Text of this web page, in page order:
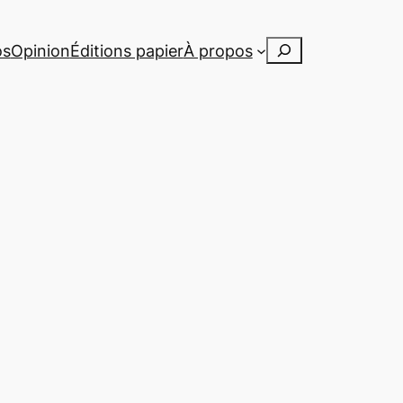
OpinionÉditions papierÀ propos Rechercher